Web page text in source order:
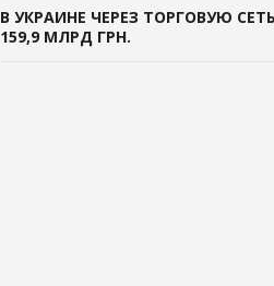
В УКРАИНЕ ЧЕРЕЗ ТОРГОВУЮ
159,9 МЛРД ГРН.